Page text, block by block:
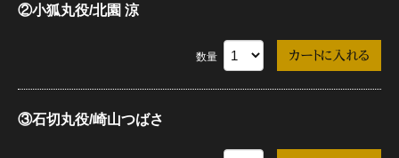
②小狐丸役/北園 涼
数量
③石切丸役/崎山つばさ